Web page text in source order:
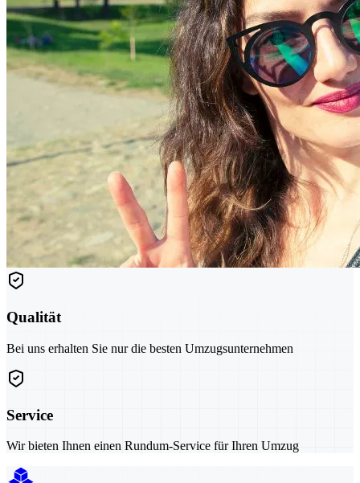
Qualität
Bei uns erhalten Sie nur die besten Umzugsunternehmen
Service
Wir bieten Ihnen einen Rundum-Service für Ihren Umzug